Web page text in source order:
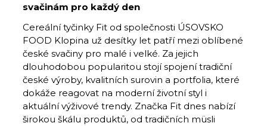
svačinám pro každý den
Cereální tyčinky Fit od společnosti ÚSOVSKO
FOOD Klopina už desítky let patří mezi oblíbené
české svačiny pro malé i velké. Za jejich
dlouhodobou popularitou stojí spojení tradiční
české výroby, kvalitních surovin a portfolia, které
dokáže reagovat na moderní životní styl i
aktuální výživové trendy. Značka Fit dnes nabízí
širokou škálu produktů, od tradičních müsli